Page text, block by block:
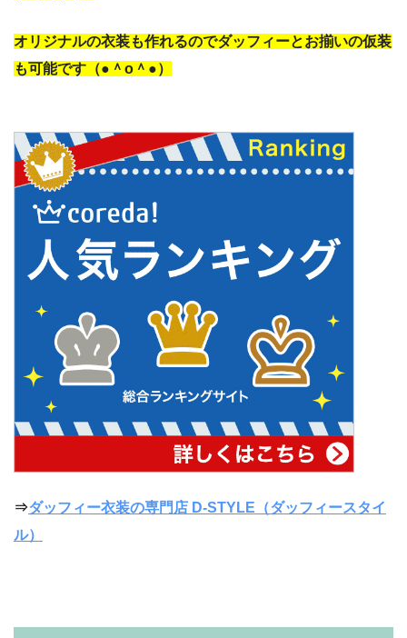
オリジナルの衣装も作れるのでダッフィーとお揃いの仮装
も可能です（●＾o＾●）
⇒ダッフィー衣装の専門店 D-STYLE（ダッフィースタイ
ル）